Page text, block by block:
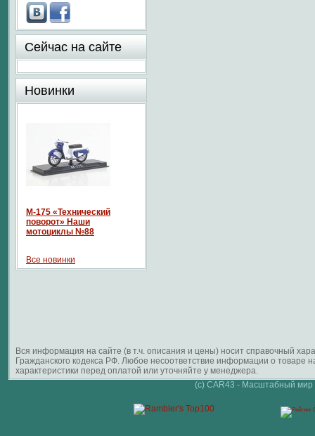
Сейчас на сайте
Новинки
М-175 «Технический
поворот» Наши
мотоциклы №88
Все новинки
Вся информация на сайте (в т.ч. описания и цены) носит справочный
Гражданского кодекса РФ. Любое несоответствие информации о
характеристики перед оплатой или уточняйте у менеджера.
(c) CAR43 - Масштабный мир